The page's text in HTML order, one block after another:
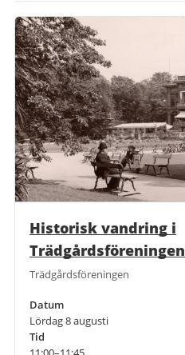
Historisk vandring i
Trädgårdsföreningen
Trädgårdsföreningen
Datum
Lördag 8 augusti
Tid